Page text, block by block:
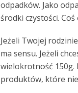
odpadków. Jako
środki czystości.
Jeżeli Twojej
ma sensu. Jeżeli
wielokrotność 150g.
produktów, które